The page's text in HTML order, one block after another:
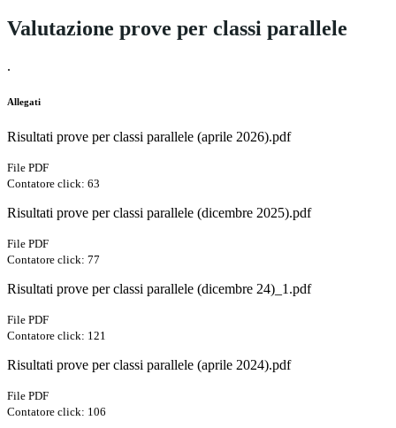
Valutazione prove per classi parallele
.
Allegati
Risultati prove per classi parallele (aprile 2026).pdf
File PDF
Contatore click: 63
Risultati prove per classi parallele (dicembre 2025).pdf
File PDF
Contatore click: 77
Risultati prove per classi parallele (dicembre 24)_1.pdf
File PDF
Contatore click: 121
Risultati prove per classi parallele (aprile 2024).pdf
File PDF
Contatore click: 106